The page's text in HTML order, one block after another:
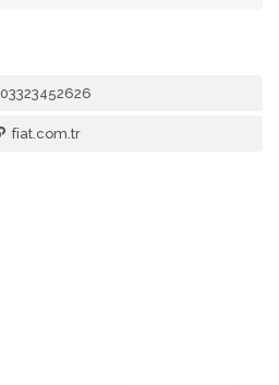
03323452626
fiat.com.tr